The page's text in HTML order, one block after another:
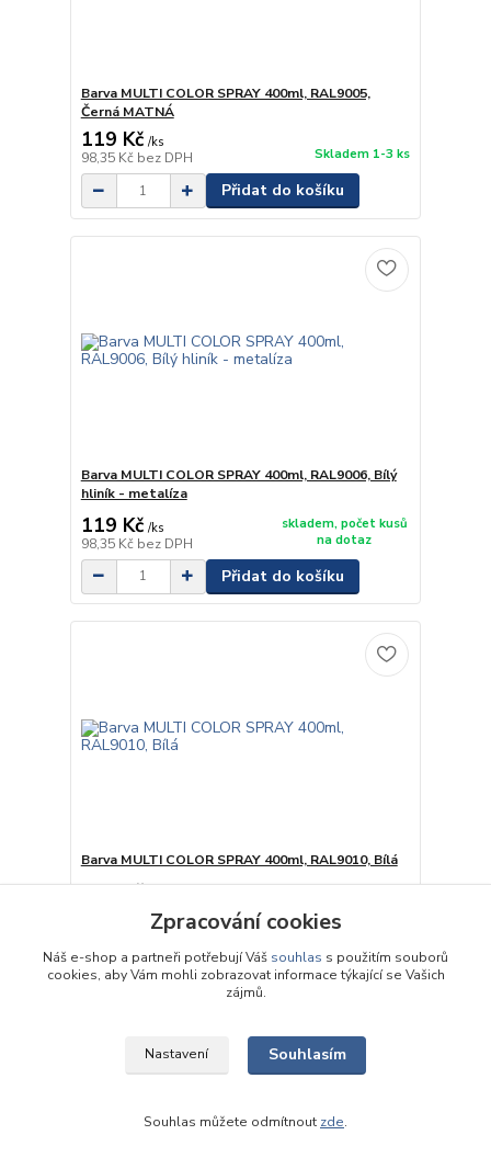
Barva MULTI COLOR SPRAY 400ml, RAL9005,
Černá MATNÁ
119 Kč /ks
98,35 Kč bez DPH Skladem 1-3 ks
Přidat do košíku
Barva MULTI COLOR SPRAY 400ml, RAL9006, Bílý
hliník - metalíza
119 Kč /ks
98,35 Kč bez DPH
skladem, počet kusů
na dotaz
Přidat do košíku
Barva MULTI COLOR SPRAY 400ml, RAL9010, Bílá
119 Kč
bez DPH
skladem, počet kusů
Zpracování cookies
Náš e-shop a partneři potřebují Váš souhlas s použitím souborů
cookies, aby Vám mohli zobrazovat informace týkající se Vašich
zájmů.
Nastavení Souhlasím
Souhlas můžete odmítnout zde.